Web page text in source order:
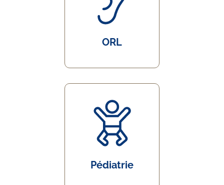
ORL
Pédiatrie